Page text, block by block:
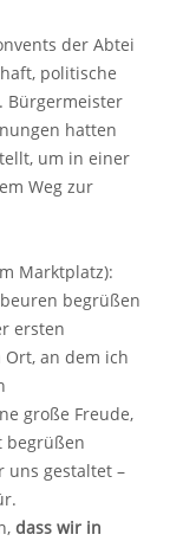
der Abtei
politische
Bürgermeister
hatten
um in einer
Weg zur
Marktplatz):
begrüßen
ersten
an dem ich
große Freude,
begrüßen
uns gestaltet –
dass wir in